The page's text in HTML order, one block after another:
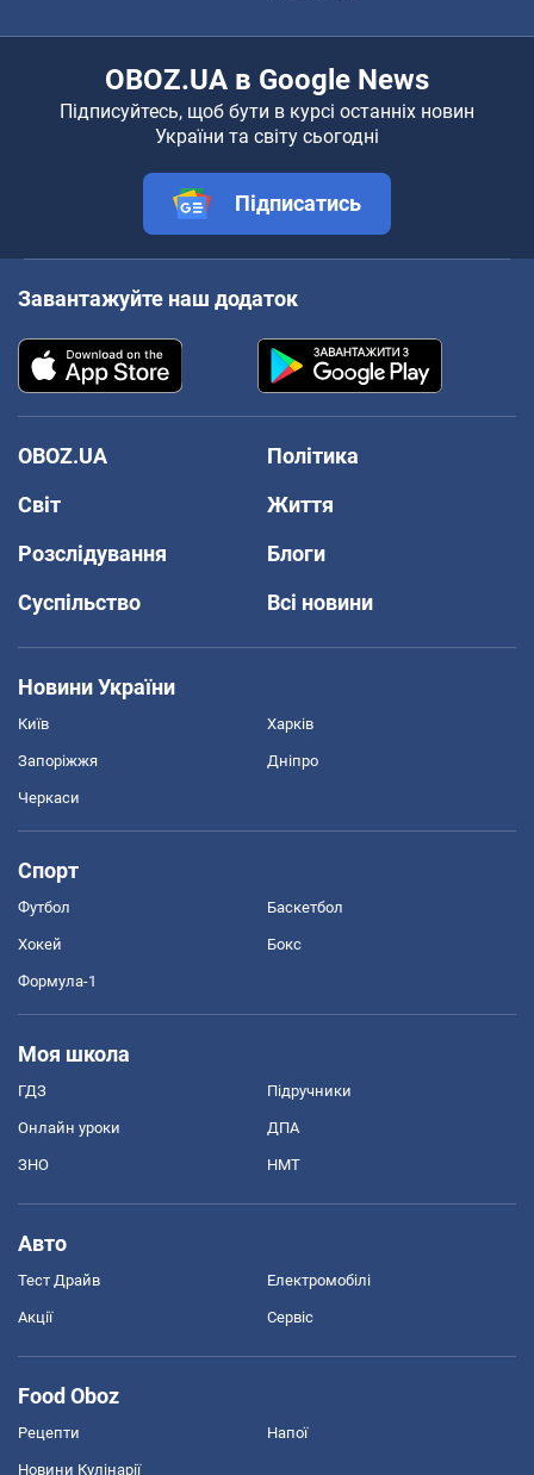
OBOZ.UA в Google News
Підписуйтесь, щоб бути в курсі останніх новин
України та світу сьогодні
Підписатись
Завантажуйте наш додаток
OBOZ.UA
Політика
Світ
Життя
Розслідування
Блоги
Суспільство
Всі новини
Новини України
Київ Харків
Запоріжжя Дніпро
Черкаси
Спорт
Футбол Баскетбол
Хокей Бокс
Формула-1
Моя школа
ГДЗ Підручники
Онлайн уроки ДПА
ЗНО НМТ
Авто
Тест Драйв Електромобілі
Акції Сервіс
Food Oboz
Рецепти Напої
Новини Кулінарії